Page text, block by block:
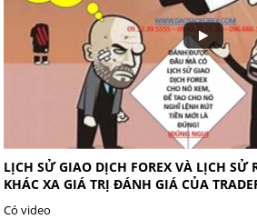
LỊCH SỬ GIAO DỊCH FOREX VÀ LỊCH SỬ
KHÁC XA GIÁ TRỊ ĐÁNH GIÁ CỦA
Có video